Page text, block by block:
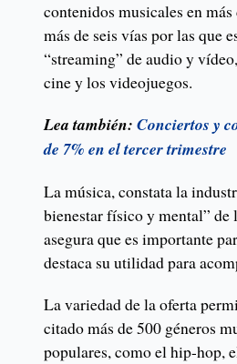
contenidos musicales en
más de seis vías por las que
“streaming” de audio y
cine y los videojuegos.
Lea también:Conciertos y
de 7% en el tercer trimestre
La música, constata la
bienestar físico y mental” de
asegura que es importante
destaca su utilidad para
La variedad de la oferta
citado más de 500 géneros
populares, como el hip-hop,